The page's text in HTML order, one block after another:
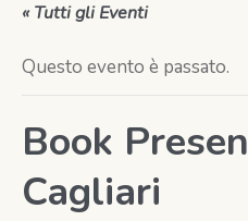
« Tutti gli Eventi
Questo evento è passato.
Book
Cagliari